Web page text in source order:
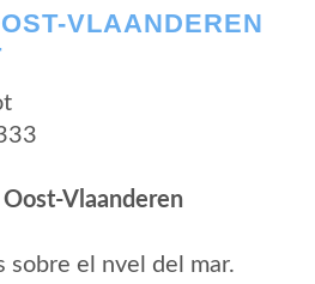
VLAANDEREN
Vlaanderen
el nvel del mar.